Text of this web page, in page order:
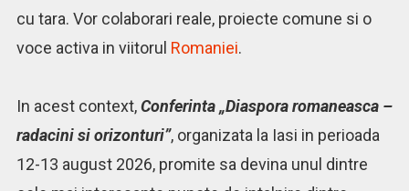
cu tara. Vor colaborari reale, proiecte comune si o
voce activa in viitorul Romaniei.
In acest context,Conferinta „Diaspora romaneasca –
radacini si orizonturi”, organizata la Iasi in perioada
12-13 august 2026, promite sa devina unul dintre